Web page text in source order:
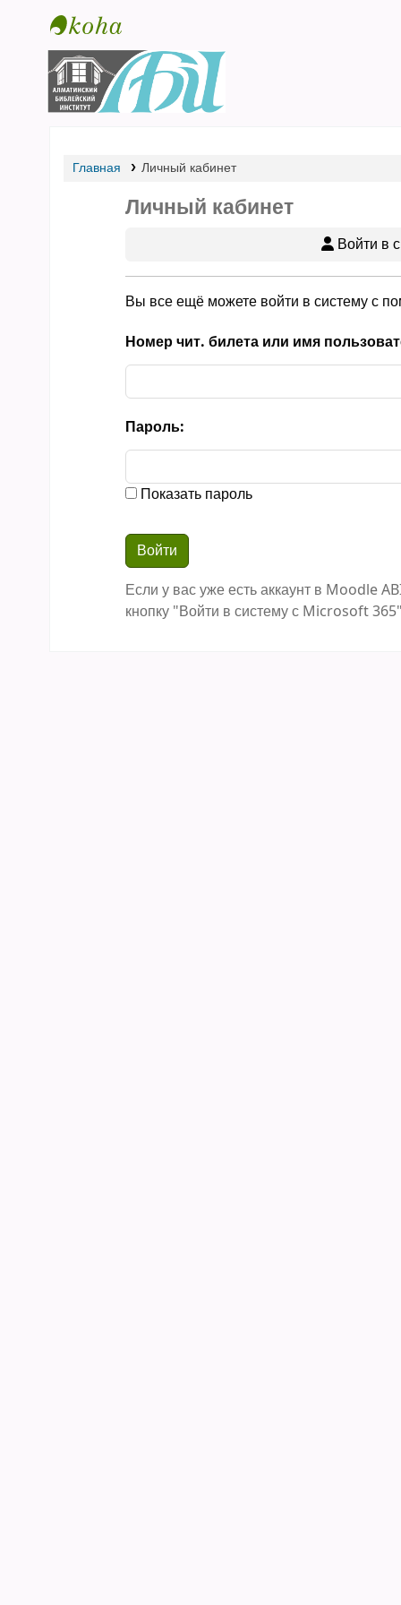
Библиотека АБИ
Главная Личный кабинет
Личный кабинет
Войти в
Вы все ещё можете войти в систему с
Номер чит. билета или имя
Пароль:
Показать пароль
Если у вас уже есть аккаунт в Moodle
кнопку "Войти в систему с Microsoft